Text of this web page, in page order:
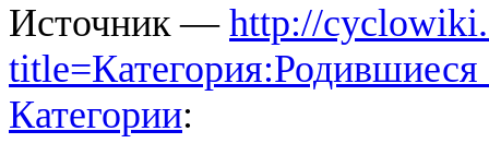
Источник — http://
Категории: